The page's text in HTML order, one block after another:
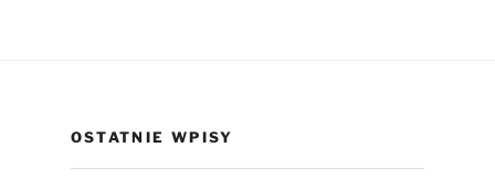
OSTATNIE WPISY